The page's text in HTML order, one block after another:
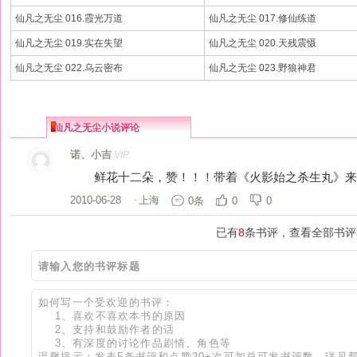
仙凡之无尘 016.霞光万道 仙凡之无尘 017.修仙练道
仙凡之无尘 019.实在失望 仙凡之无尘 020.天残震慑
仙凡之无尘 022.乌云密布 仙凡之无尘 023.野狼神君
仙凡之无尘小说评论
诺、小吉 VIP
鲜花十二朵，赞！！！带着《火影始之杀生丸》来
2010-06-28 · 上海 0条 0 0
已有8条书评，查看全部书